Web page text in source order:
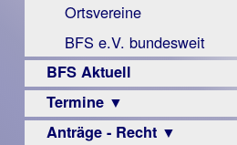
Ortsvereine
BFS e.V. bundesweit
BFS Aktuell
Termine ▼
Veranstaltungsprogramme
Anträge - Recht ▼